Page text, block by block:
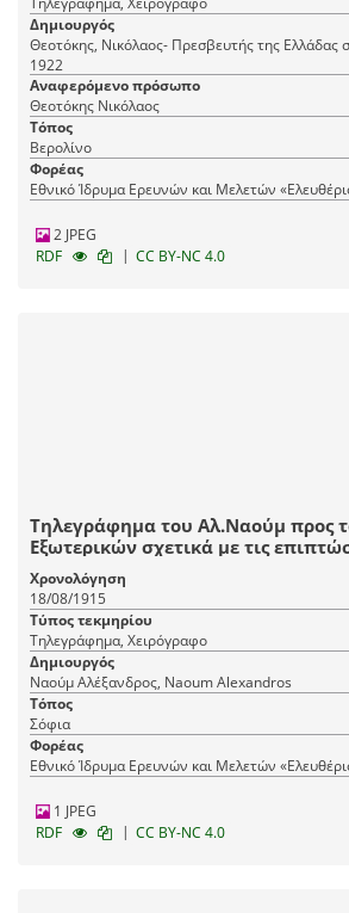
Δημιουργός
Θεοτόκης, Νικόλαος- Πρεσβευτής της Ελλάδας στο Βερολίνο- 1878-
1922
Αναφερόμενο πρόσωπο
Θεοτόκης Νικόλαος
Τόπος
Βερολίνο
Φορέας
Εθνικό Ίδρυμα Ερευνών και Μελετών
2 JPEG
RDF
| CC BY-NC 4.0
Τηλεγράφημα του Αλ.Ναούμ προς
Εξωτερικών σχετικά με τις
μια επίθεση της Βουλγαρίας κατά
Χρονολόγηση
18/08/1915
Τύπος τεκμηρίου
Τηλεγράφημα, Χειρόγραφο
Δημιουργός
Ναούμ Αλέξανδρος, Naoum Alexandros
Τόπος
Σόφια
Φορέας
Εθνικό Ίδρυμα Ερευνών και Μελετών
1 JPEG
RDF
| CC BY-NC 4.0